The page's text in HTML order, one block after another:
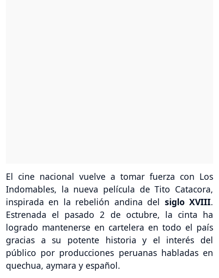
El cine nacional vuelve a tomar fuerza con Los
Indomables, la nueva película de Tito Catacora,
inspirada en la rebelión andina del siglo XVIII.
Estrenada el pasado 2 de octubre, la cinta ha
logrado mantenerse en cartelera en todo el país
gracias a su potente historia y el interés del
público por producciones peruanas habladas en
quechua, aymara y español.